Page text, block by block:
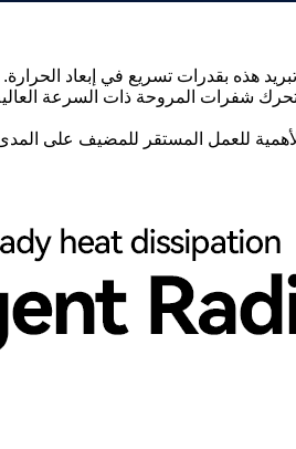
هذه بقدرات تسريع في إبعاد الحرارة.
شفرات المروحة ذات السرعة
للعمل المستقر للمضيف على